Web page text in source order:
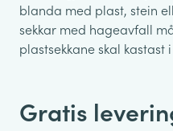
blanda med plast, stein
sekkar med hageavfall
plastsekkane skal
Gratis